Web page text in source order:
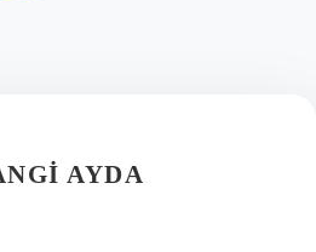
AYDA